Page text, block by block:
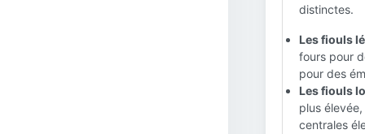
distinctes.
Les fiouls
fours pour
pour des
Les fiouls
plus
centrales